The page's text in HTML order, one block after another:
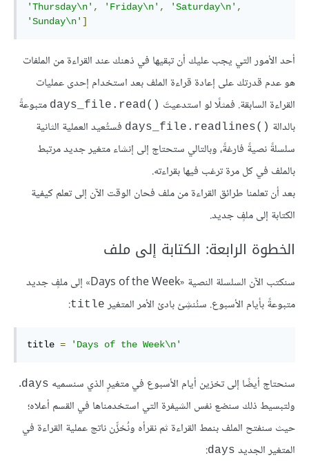
'Thursday\n' , 'Friday\n' , 'Saturday\n' ,
'Sunday\n' ]
أحد الأمور التي يجب عليك أن تبقيها في ذهنك عند القراءة من الملفات
هو عدم قدرتك على إعادة قراءة الملف بعد استخدام إحدى عمليات
القراءة السابقة. فمثلًا لو استدعيتَ days_file.read()‎ متبوعةً
بالدالة days_file.readlines()‎ فستُعيد العملية الثانية
سلسلةً نصيةً فارغةً، وبالتالي ستحتاج إلى إنشاء متغير جديد مرتبط
بالملف في كل مرة ترغب فيها بقراءته.
بعد أن تعلمنا طرائق القراءة من ملف فحان الوقت الآن إلى تعلم كيفية
الكتابة إلى ملفٍ جديد.
الخطوة الرابعة: الكتابة إلى ملف
سنكتب الآن السلسلة النصية «Days of the Week» إلى ملفٍ جديد
متبوعةً بأيام الأسبوع. سنُنشِئ بادئ الأمر المتغير title
:
title = 'Days of the Week\n'
سنحتاج أيضًا إلى تخزين أيام الأسبوع في متغيرٍ الذي سنسميه days
.
ولتبسيط ذلك سنضع نفس الشيفرة التي استخدمناها في القسم أعلاه؛
حيث سنفتح الملف بنمط القراءة ثم نقرأه ونُخزِّن ناتج عملية القراءة في
المتغير الجديد days
: